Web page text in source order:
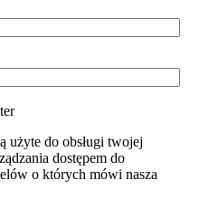
użyte do obsługi twojej
dostępem do
o których mówi nasza